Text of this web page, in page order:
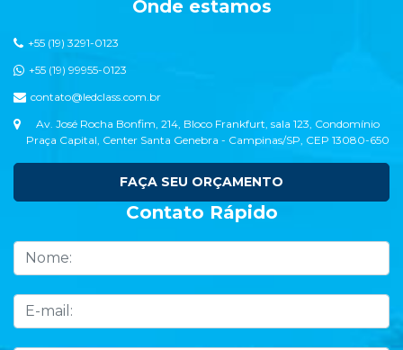
Onde estamos
+55 (19) 3291-0123
+55 (19) 99955-0123
contato@ledclass.com.br
Av. José Rocha Bonfim, 214, Bloco Frankfurt, sala 123, Condomínio
Praça Capital, Center Santa Genebra - Campinas/SP, CEP 13080-650
FAÇA SEU ORÇAMENTO
Contato Rápido